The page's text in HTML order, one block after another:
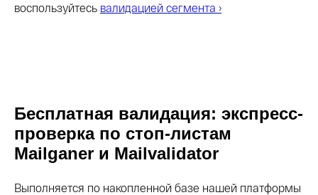
воспользуйтесь валидацией сегмента ›
Бесплатная валидация: экспресс-
проверка по стоп-листам
Mailganer и Mailvalidator
Выполняется по накопленной базе нашей платформы